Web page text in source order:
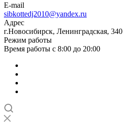
E-mail
sibkottedj2010@yandex.ru
Адрес
г.Новосибирск, Ленинградская, 340
Режим работы
Время работы с 8:00 до 20:00